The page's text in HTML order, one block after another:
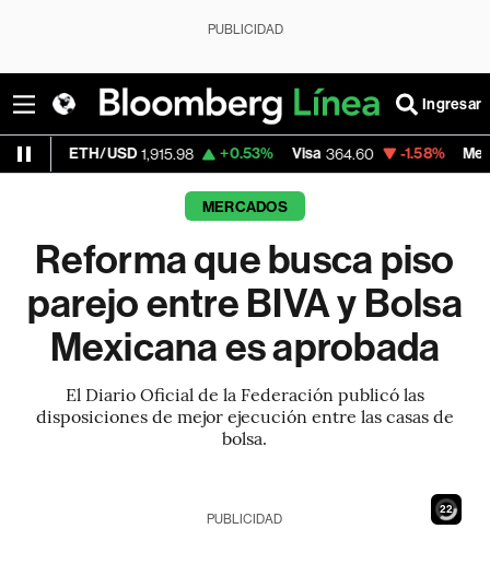
PUBLICIDAD
Ingresar
1,915.98 +0.53% Visa 364.60 -1.58% MercadoLibre
MERCADOS
Reforma que busca piso
parejo entre BIVA y Bolsa
Mexicana es aprobada
El Diario Oficial de la Federación publicó las
disposiciones de mejor ejecución entre las casas de
bolsa.
20
PUBLICIDAD